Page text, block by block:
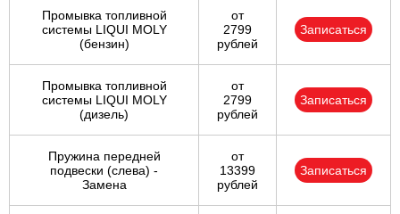
Промывка топливной
системы LIQUI MOLY
(бензин)
от
2799
рублей
Записаться
Промывка топливной
системы LIQUI MOLY
(дизель)
от
2799
рублей
Записаться
Пружина передней
подвески (слева) -
Замена
от
13399
рублей
Записаться